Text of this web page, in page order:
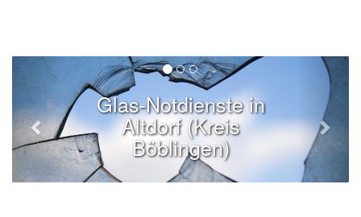
Glas-Notdienste in
Altdorf (Kreis
Böblingen)